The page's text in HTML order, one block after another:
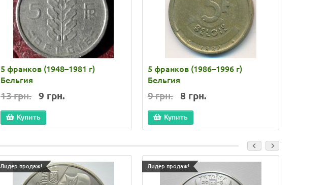
5 франков (1948–1981 г)
Бельгия
13 грн. 9 грн.
Купить
5 франков (1986–1996 г)
Бельгия
9 грн. 8 грн.
Купить
Лидер продаж! Лидер продаж!